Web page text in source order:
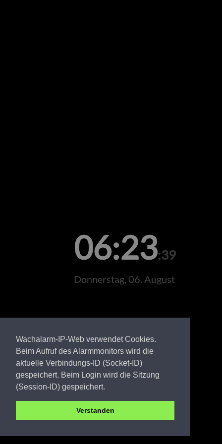
Wachalarm-IP-Web verwendet Cookies.
Beim Aufruf des Alarmmonitors wird die
aktuelle Verbindungs-ID (Socket-ID)
gespeichert. Beim Login wird die Sitzung
(Session-ID) gespeichert.
Verstanden
06:23:39
Donnerstag, 06. August
SPN FW Groß Oßnig